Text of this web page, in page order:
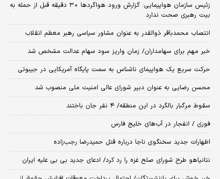
زئیس سازمان هواپیمایی: گزارش ورود هواگردها ٣٠ دقیقه قبل از حمله به
بیت رهبری صحت ندارد
انتصاب محمدباقر ذوالقدر به عنوان مشاور سیاسی رهبر معظم انقلاب
خبر مهم برای سهامداران/ زمان واریز سود سهام عدالت مشخص شد
حرکت سریع یک هواپیمای ناشناس به سمت پایگاه آمریکایی در جیبوتی
محسن رضایی به عنوان دبیر شورای عالی امنیت ملی منصوب شد
سقوط مرگبار بالگرد در این منطقه/ ۴ نفر جان باختند
فوری / انفجار در آب‌های خلیج فارس
اظهارات جدید سخنگوی ناجا درباره قتل حمیدرضا رجب‌زاده
نتانیاهو طرح شورای صلح غزه را رد کرد/ ادعای جدید بی بی علیه ایران